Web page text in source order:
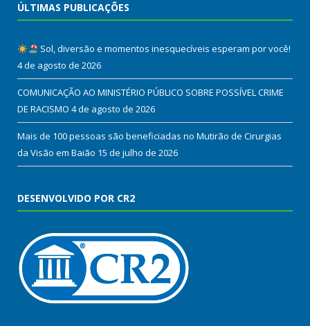
ÚLTIMAS PUBLICAÇÕES
Sol, diversão e momentos inesquecíveis esperam por você!
4 de agosto de 2026
COMUNICAÇÃO AO MINISTÉRIO PÚBLICO SOBRE POSSÍVEL CRIME
DE RACISMO 4 de agosto de 2026
Mais de 100 pessoas são beneficiadas no Mutirão de Cirurgias
da Visão em Baião 15 de julho de 2026
DESENVOLVIDO POR CR2